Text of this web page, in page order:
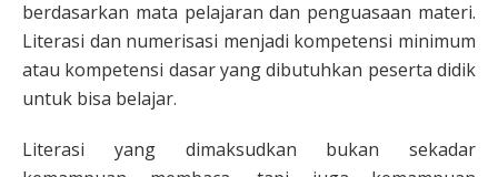
berdasarkan mata pelajaran dan penguasaan materi.
Literasi dan numerisasi menjadi kompetensi minimum
atau kompetensi dasar yang dibutuhkan peserta didik
untuk bisa belajar.
Literasi yang dimaksudkan bukan sekadar